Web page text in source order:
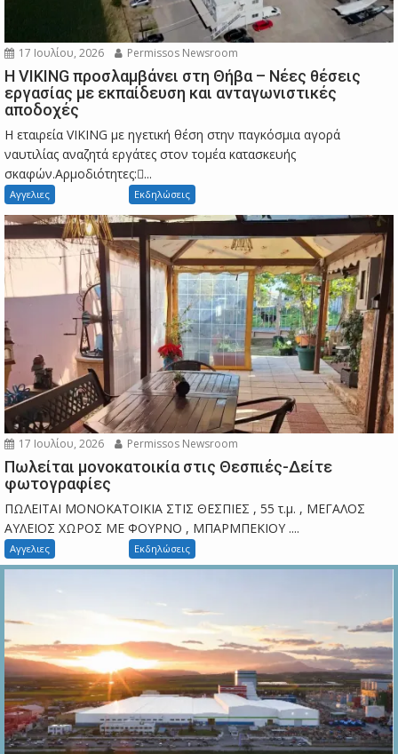
17 Ιουλίου, 2026 Permissos Newsroom
Η VIKING προσλαμβάνει στη Θήβα – Νέες θέσεις
εργασίας με εκπαίδευση και ανταγωνιστικές
αποδοχές
Η εταιρεία VIKING με ηγετική θέση στην παγκόσμια αγορά
ναυτιλίας αναζητά εργάτες στον τομέα κατασκευής
σκαφών.Αρμοδιότητες:...
Αγγελιες Εκδηλώσεις
17 Ιουλίου, 2026 Permissos Newsroom
Πωλείται μονοκατοικία στις Θεσπιές-Δείτε
φωτογραφίες
ΠΩΛΕΙΤΑΙ ΜΟΝΟΚΑΤΟΙΚΙΑ ΣΤΙΣ ΘΕΣΠΙΕΣ , 55 τ.μ. , ΜΕΓΑΛΟΣ
ΑΥΛΕΙΟΣ ΧΩΡΟΣ ΜΕ ΦΟΥΡΝΟ , ΜΠΑΡΜΠΕΚΙΟΥ ....
Αγγελιες Εκδηλώσεις